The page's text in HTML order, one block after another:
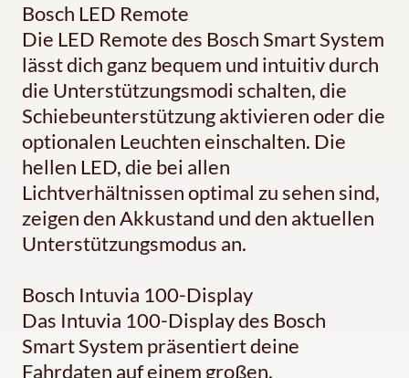
Bosch LED Remote
Die LED Remote des Bosch Smart System
lässt dich ganz bequem und intuitiv durch
die Unterstützungsmodi schalten, die
Schiebeunterstützung aktivieren oder die
optionalen Leuchten einschalten. Die
hellen LED, die bei allen
Lichtverhältnissen optimal zu sehen sind,
zeigen den Akkustand und den aktuellen
Unterstützungsmodus an.
Bosch Intuvia 100-Display
Das Intuvia 100-Display des Bosch
Smart System präsentiert deine
Fahrdaten auf einem großen,